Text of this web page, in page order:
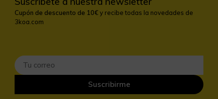
Cupón de descuento de 10€y recibe todas la novedades de
3koa.com
Suscribirme